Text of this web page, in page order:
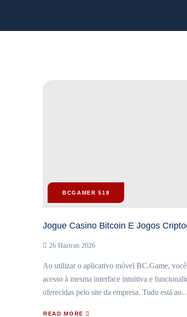
BCGAMER 518
Jogue Casino Bitcoin E Jogos
26 Haziran 2026
Ao utilizar o aplicativo móvel BC.Game, você
acesso à mesma interface intuitiva e
oferecidas pelo site da empresa. Tudo está
READ MORE